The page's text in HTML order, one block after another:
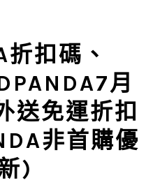
折扣碼、
月
送免運折扣
非首購優
)